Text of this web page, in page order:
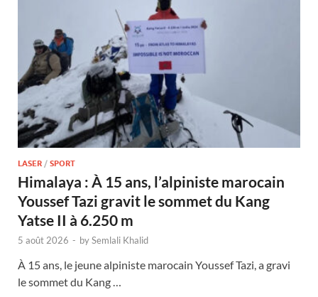
LASER / SPORT
Himalaya : À 15 ans, l’alpiniste marocain
Youssef Tazi gravit le sommet du Kang
Yatse II à 6.250 m
5 août 2026 - bySemlali Khalid
À 15 ans, le jeune alpiniste marocain Youssef Tazi, a gravi
le sommet du Kang …